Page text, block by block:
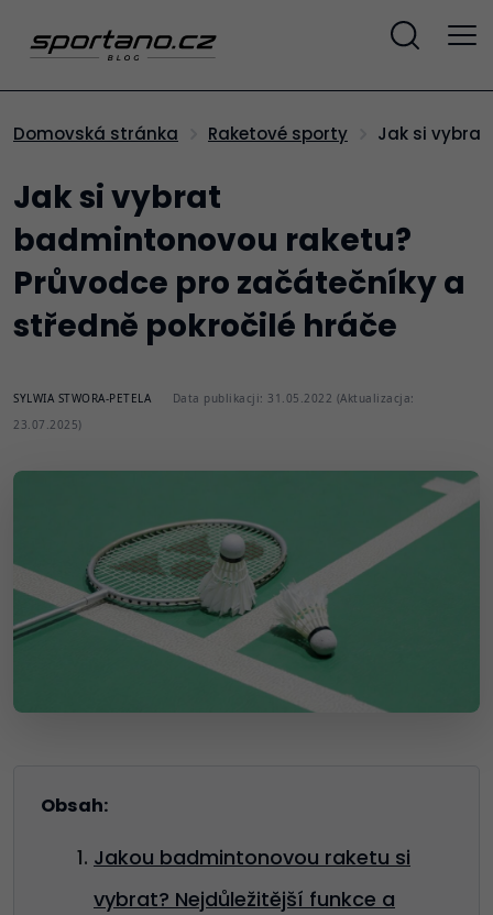
Domovská stránka Raketové sporty Jak si
Jak si vybrat
badmintonovou raketu?
Průvodce pro začátečníky a
středně pokročilé hráče
SYLWIA STWORA-PETELA
Data publikacji: 31.05.2022 (Aktualizacja:
23.07.2025)
Obsah:
Jakou badmintonovou raketu si
vybrat? Nejdůležitější funkce a